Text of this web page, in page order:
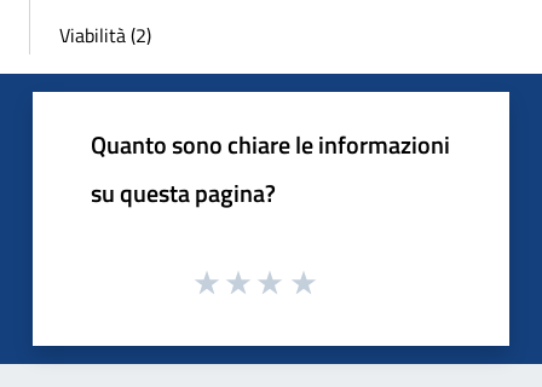
Viabilità (2)
Quanto sono chiare le informazioni
su questa pagina?